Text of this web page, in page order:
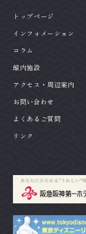
トップページ
インフォメーション
コラム
館内施設
アクセス・周辺案内
お問い合わせ
よくあるご質問
リンク